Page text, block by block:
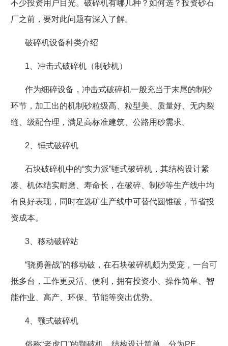
不少投资用户目光。破碎机有哪几种？如何选？投资砂石
厂之前，要对此问题有深入了解。
破碎机设备种类介绍
1 、冲击式破碎机（制砂机）
作为细碎设备，冲击式破碎机一般充当于末尾的制砂
环节，加工出的机制砂粒级高、粒型美、质量好、无内裂
缝、级配合理，满足高标准建筑、公路用砂需求。
2 、锤式破碎机
石块破碎机中的“实力派”锤式破碎机，其结构设计紧
凑、机体结实耐磨、寿命长，在破碎、制砂等生产线中均
有良好表现，同时在选矿生产线中可替代圆锥破，节省投
资成本。
3 、移动破碎站
“骁勇善战”的移动破，在石块破碎机颇为受宠，一台可
抵多台，工作更灵活、便利，拥有投资小、操作简单、智
能作业、高产、环保、节能等突出优势。
4 、颚式破碎机
俗称“老虎口”的颚破机，结构设计简单，分为PE